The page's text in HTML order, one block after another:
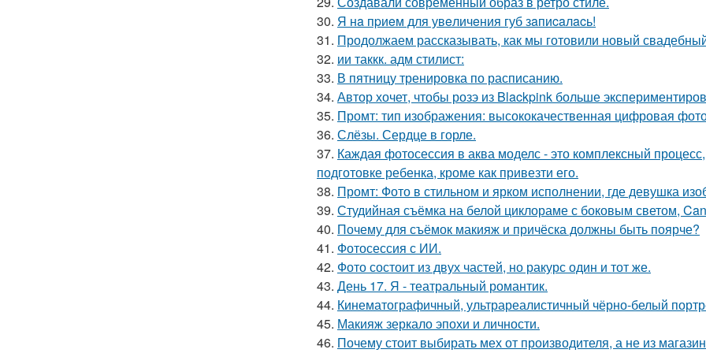
30. Я нa пpиeм для увeличeния губ зaпиcaлacь!
31. Продолжаем рассказывать, как мы готовили новый
32. ии таккк. адм стилист:
33. В пятницу тренировка по расписанию.
34. Автор хочет, чтобы розэ из Blackpink больше
35. Промт: тип изображения: высококачественная цифровая
36. Слёзы. Сердце в горле.
37. Каждая фотосессия в аква моделс - это комплексный
подготовке ребенка, кроме как привезти его.
38. Промт: Фото в стильном и ярком исполнении, где девушка
39. Студийная съёмка на белой циклораме с боковым светом,
40. Почему для съёмок макияж и причёска должны быть поярче?
41. Фотосессия с ИИ.
42. Фото состоит из двух частей, но ракурс один и тот же.
43. День 17. Я - театральный романтик.
44. Кинематографичный, ультрареалистичный чёрно-белый
45. Макияж зеркало эпохи и личности.
46. Почему стоит выбирать мех от производителя, а не из